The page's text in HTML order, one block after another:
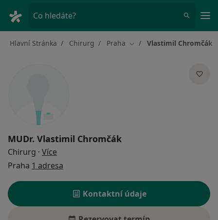
Co hledáte?
Hlavní Stránka Chirurg Praha Změna města
Vlastimil Chromčák
MUDr. Vlastimil Chromčák
Chirurg · Více
Praha 1 adresa
Kontaktní údaje